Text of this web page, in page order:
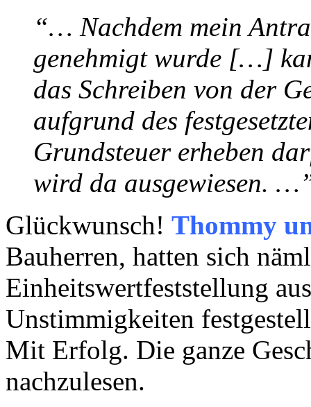
“… Nachdem mein
genehmigt wurde […]
das Schreiben von der
aufgrund des
Grundsteuer erheben
wird da ausgewiesen.
Glückwunsch! Thommy
Bauherren, hatten sich
Einheitswertfeststellung
Unstimmigkeiten
Mit Erfolg. Die ganze
nachzulesen.